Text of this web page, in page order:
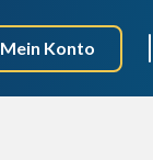
Mein Konto